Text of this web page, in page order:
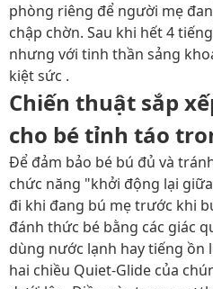
phòng riêng để người mẹ
chập chờn. Sau khi hết 4
nhưng với tinh thần sảng
kiệt sức .
Chiến thuật sắp
cho bé tỉnh táo
Để đảm bảo bé bú đủ và
chức năng "khởi động lại
đi khi đang bú mẹ trước khi
đánh thức bé bằng các giác
dùng nước lạnh hay tiếng ồn
hai chiều Quiet-Glide của